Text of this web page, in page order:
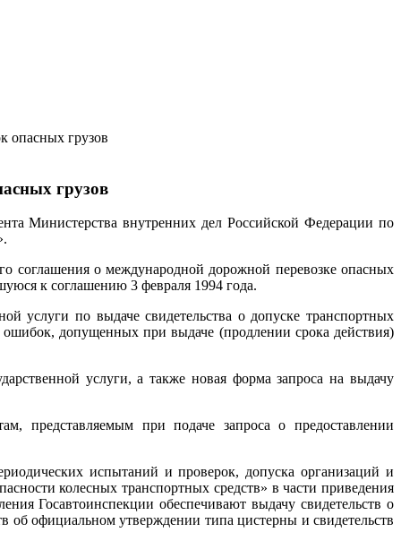
опасных грузов
грузов
Министерства внутренних дел Российской Федерации по
соглашения о международной дорожной перевозке опасных
к соглашению 3 февраля 1994 года.
услуги по выдаче свидетельства о допуске транспортных
допущенных при выдаче (продлении срока действия)
услуги, а также новая форма запроса на выдачу
представляемым при подаче запроса о предоставлении
испытаний и проверок, допуска организаций и
колесных транспортных средств» в части приведения
Госавтоинспекции обеспечивают выдачу свидетельств о
об официальном утверждении типа цистерны и свидетельств